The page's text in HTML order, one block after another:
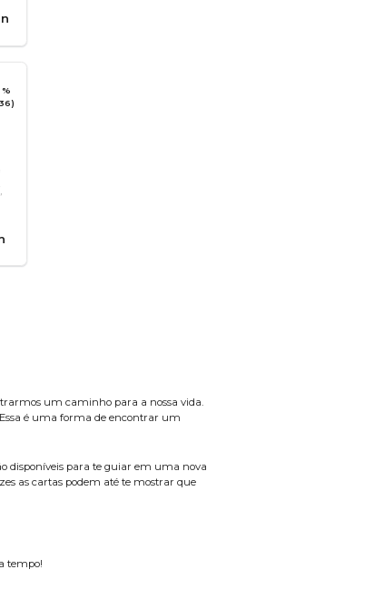
%
um caminho para a nossa vida.
é uma forma de encontrar um
disponíveis para te guiar em uma nova
as cartas podem até te mostrar que
tempo!